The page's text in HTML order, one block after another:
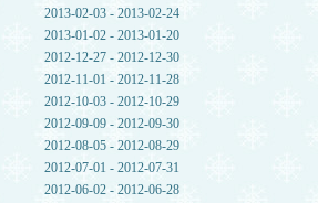
2013-02-03 - 2013-02-24
2013-01-02 - 2013-01-20
2012-12-27 - 2012-12-30
2012-11-01 - 2012-11-28
2012-10-03 - 2012-10-29
2012-09-09 - 2012-09-30
2012-08-05 - 2012-08-29
2012-07-01 - 2012-07-31
2012-06-02 - 2012-06-28